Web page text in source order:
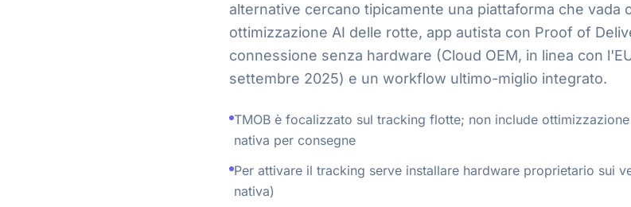
alternative cercano tipicamente una piattaforma che
ottimizzazione AI delle rotte, app autista con Proof of
connessione senza hardware (Cloud OEM, in linea con
settembre 2025) e un workflow ultimo-miglio integrato.
TMOB è focalizzato sul tracking flotte; non include
nativa per consegne
Per attivare il tracking serve installare hardware proprietario sui
nativa)